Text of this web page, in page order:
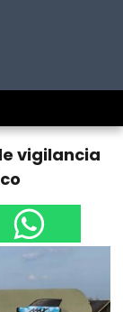
vigilancia